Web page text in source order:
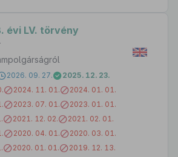
évi LV. törvény
2026. 09. 27.
2025. 12. 23.
2024. 11. 01.
2024. 01. 01.
2023. 07. 01.
2023. 01. 01.
2021. 12. 02.
2021. 02. 01.
2020. 04. 01.
2020. 03. 01.
2020. 01. 01.
2019. 12. 13.